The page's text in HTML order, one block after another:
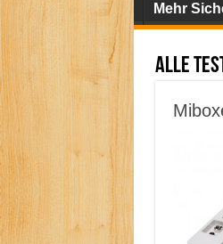
Mehr
Alle